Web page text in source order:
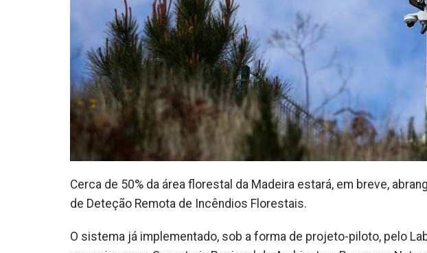
Cerca de 50% da área florestal da Madeira estará, em breve,
de Deteção Remota de Incêndios Florestais.
O sistema já implementado, sob a forma de projeto-piloto, pelo